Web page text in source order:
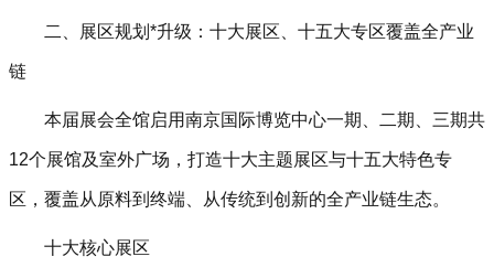
二、展区规划*升级：十大展区、十五大专区覆盖全产业
链‌
本届展会全馆启用南京国际博览中心一期、二期、三期共
12个展馆及室外广场，打造十大主题展区与十五大特色专
区，覆盖从原料到终端、从传统到创新的全产业链生态。
十大核心展区‌